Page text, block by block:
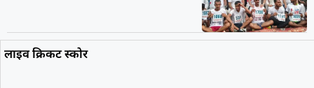
लाइव क्रिकट स्कोर